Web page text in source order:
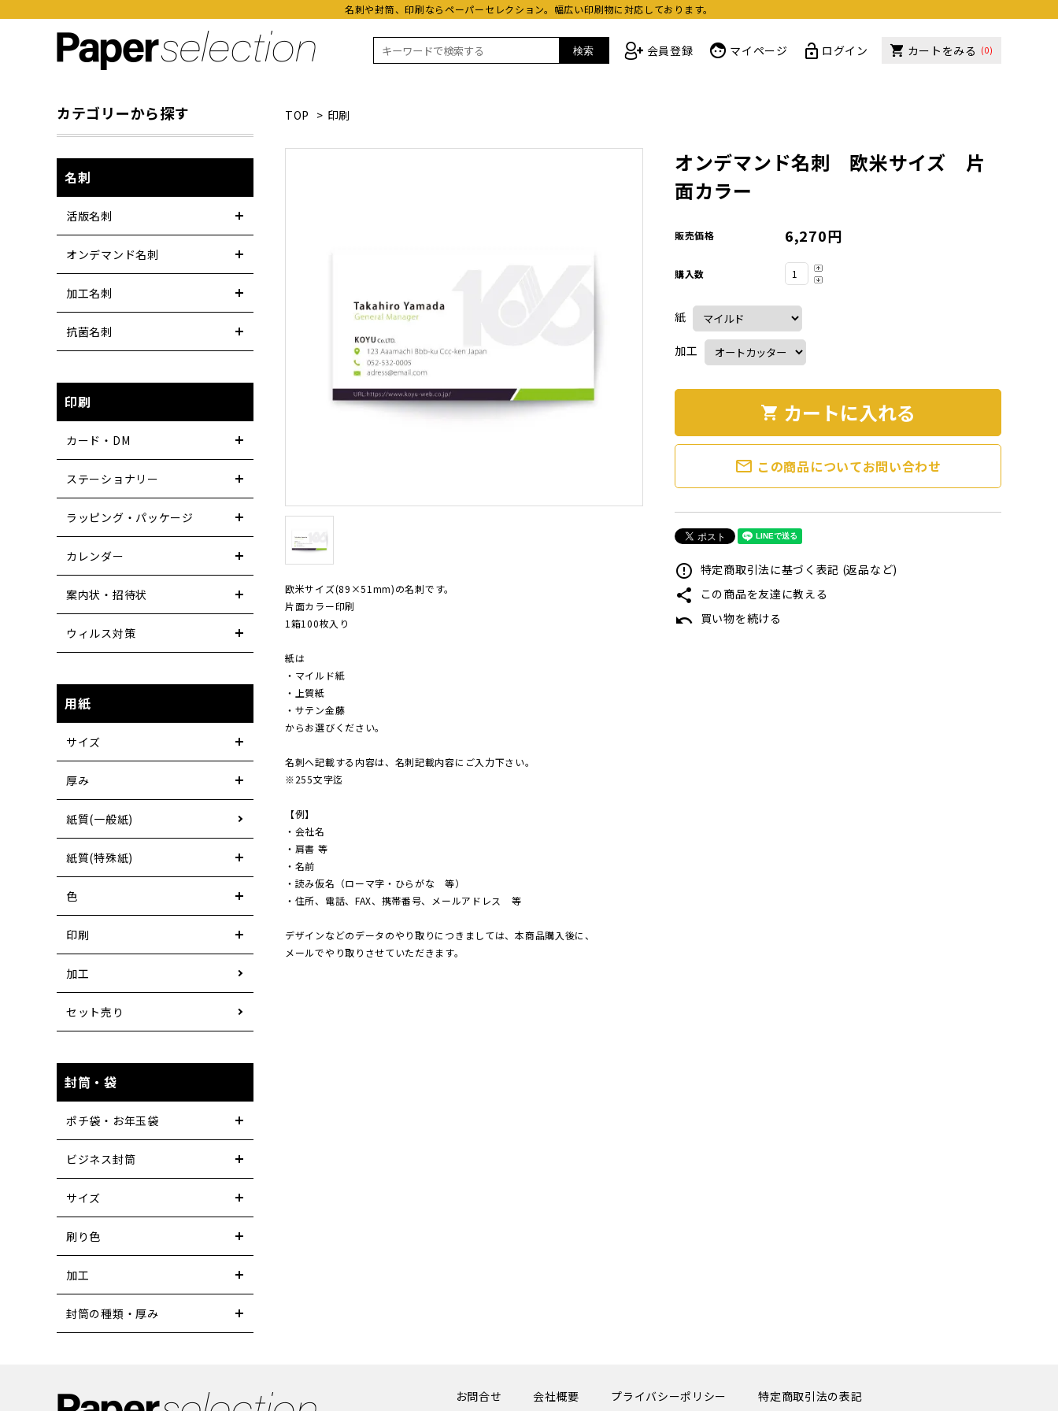
名刺や封筒、印刷ならペーパーセレクション。幅広い印刷物に対応しております。
検索 会員登録 マイページ ログイン カートをみる (0)
TOP > 印刷
欧米サイズ(89×51mm)の名刺です。
片面カラー印刷
1箱100枚入り
紙は
・マイルド紙
・上質紙
・サテン金藤
からお選びください。
名刺へ記載する内容は、名刺記載内容にご入力下さい。
※255文字迄
【例】
・会社名
・肩書 等
・名前
・読み仮名（ローマ字・ひらがな 等）
・住所、電話、FAX、携帯番号、メールアドレス 等
デザインなどのデータのやり取りにつきましては、本商品購入後に、
メールでやり取りさせていただきます。
オンデマンド名刺 欧米サイズ 片
面カラー
販売価格 6,270円
購入数
紙
加工
shopping_cart カートに入れる
mail_outline この商品についてお問い合わせ
error_outline 特定商取引法に基づく表記 (返品など)
share この商品を友達に教える
undo 買い物を続ける
カテゴリーから探す
名刺
活版名刺
オンデマンド名刺
加工名刺
抗菌名刺
印刷
カード・DM
ステーショナリー
ラッピング・パッケージ
カレンダー
案内状・招待状
ウィルス対策
用紙
サイズ
厚み
紙質(一般紙)
紙質(特殊紙)
色
印刷
加工
セット売り
封筒・袋
ポチ袋・お年玉袋
ビジネス封筒
サイズ
刷り色
加工
封筒の種類・厚み
お問合せ 会社概要 プライバシーポリシー 特定商取引法の表記